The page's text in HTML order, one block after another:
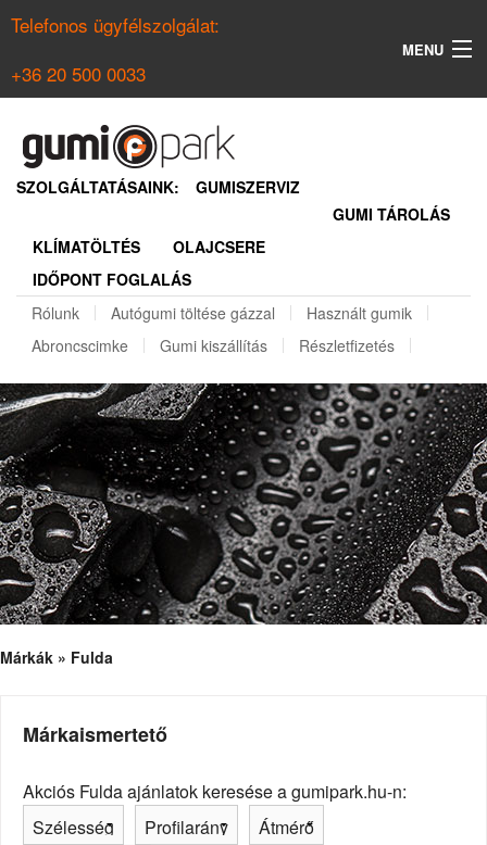
Telefonos ügyfélszolgálat:
+36 20 500 0033
MENU
NYÁRI GUMI KERESŐ
REGISZTRÁCIÓ
SZOLGÁLTATÁSAINK:
GUMISZERVIZ
GUMI TÁROLÁS
KLÍMATÖLTÉS
OLAJCSERE
IDŐPONT FOGLALÁS
Rólunk
Autógumi töltése gázzal
Használt gumik
Abroncscimke
Gumi kiszállítás Részletfizetés
Márkák » Fulda
Márkaismertető
Akciós Fulda ajánlatok keresése a gumipark.hu-n: